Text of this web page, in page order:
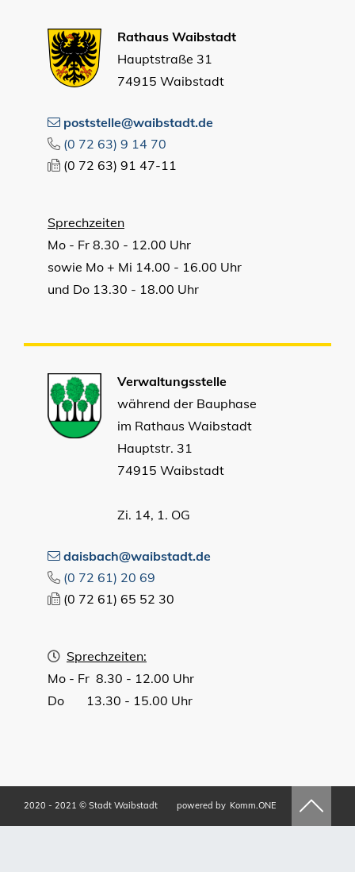
Rathaus Waibstadt
Hauptstraße 31
74915 Waibstadt
poststelle@waibstadt.de
(0 72 63) 9 14 70
(0 72 63) 91 47-11
Sprechzeiten
Mo - Fr 8.30 - 12.00 Uhr
sowie Mo + Mi 14.00 - 16.00 Uhr
und Do 13.30 - 18.00 Uhr
Verwaltungsstelle
während der Bauphase
im Rathaus Waibstadt
Hauptstr. 31
74915 Waibstadt
Zi. 14, 1. OG
daisbach@waibstadt.de
(0 72 61) 20 69
(0 72 61) 65 52 30
Sprechzeiten:
Mo - Fr 8.30 - 12.00 Uhr
Do 13.30 - 15.00 Uhr
2020 - 2021 © Stadt Waibstadt powered by Komm.ONE